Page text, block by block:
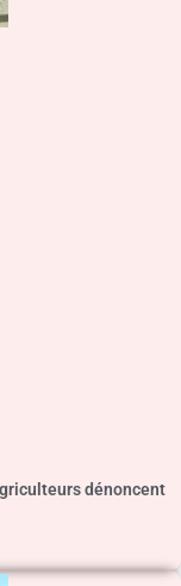
dénoncent